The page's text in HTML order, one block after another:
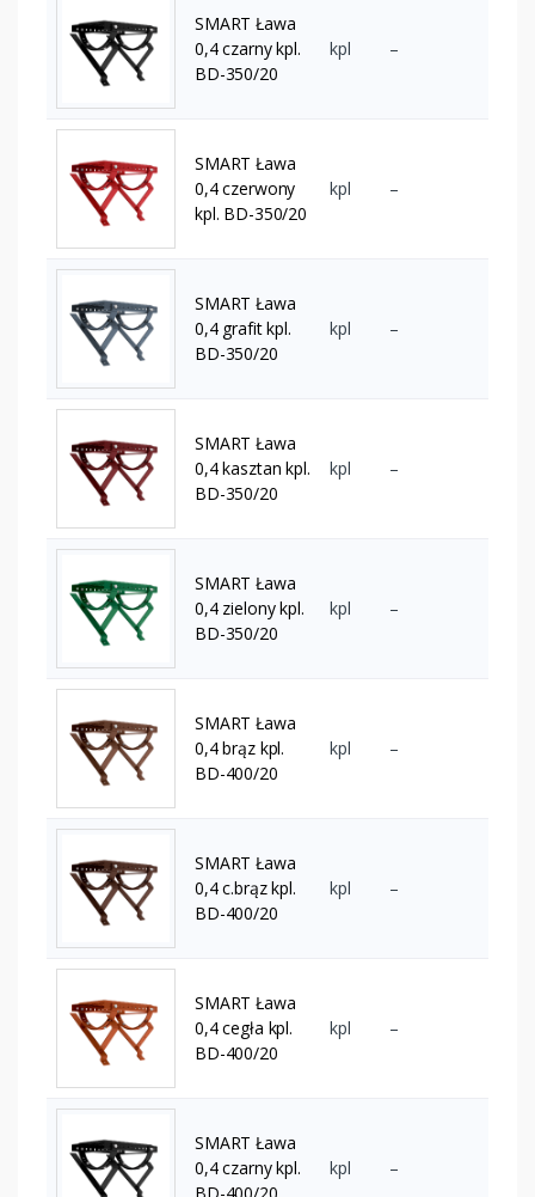
SMART Ława
0,4 czarny kpl.
BD-350/20
kpl –
SMART Ława
0,4 czerwony
kpl. BD-350/20
kpl –
SMART Ława
0,4 grafit kpl.
BD-350/20
kpl –
SMART Ława
0,4 kasztan kpl.
BD-350/20
kpl –
SMART Ława
0,4 zielony kpl.
BD-350/20
kpl –
SMART Ława
0,4 brąz kpl.
BD-400/20
kpl –
SMART Ława
0,4 c.brąz kpl.
BD-400/20
kpl –
SMART Ława
0,4 cegła kpl.
BD-400/20
kpl –
SMART Ława
0,4 czarny kpl.
kpl –